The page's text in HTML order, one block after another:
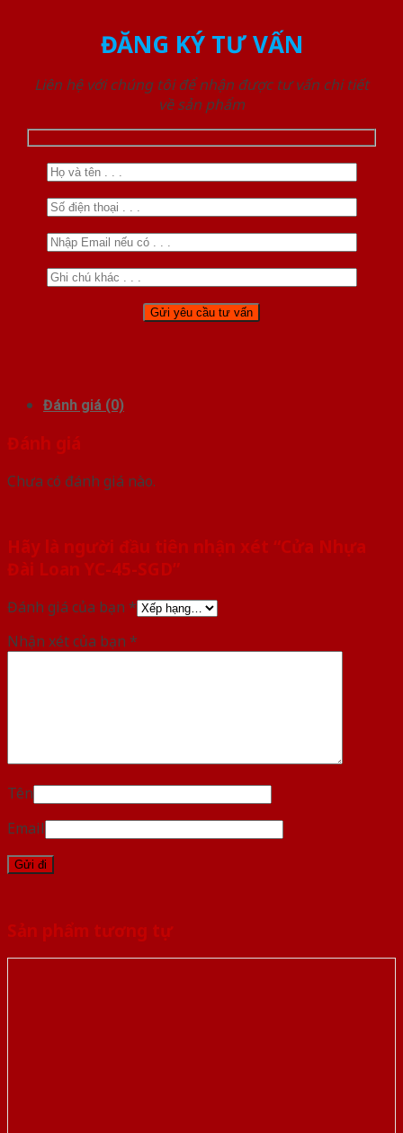
ĐĂNG KÝ TƯ VẤN
Liên hệ với chúng tôi để nhận được tư vấn chi tiết
về sản phẩm
Đánh giá (0)
Đánh giá
Chưa có đánh giá nào.
Hãy là người đầu tiên nhận xét “Cửa Nhựa
Đài Loan YC-45-SGD”
Đánh giá của bạn *
Nhận xét của bạn *
Tên
Email
Sản phẩm tương tự